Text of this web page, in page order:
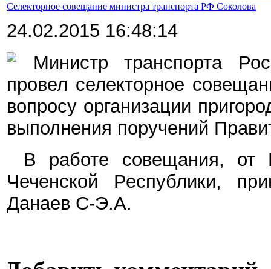
Селекторное совещание министра транспорта РФ Соколова
24.02.2015 16:48:14
Министр транспорта
провел селекторное
вопросу организации
выполнения поручений
В работе совещания, от
Чеченской Республики,
Данаев С-Э.А.